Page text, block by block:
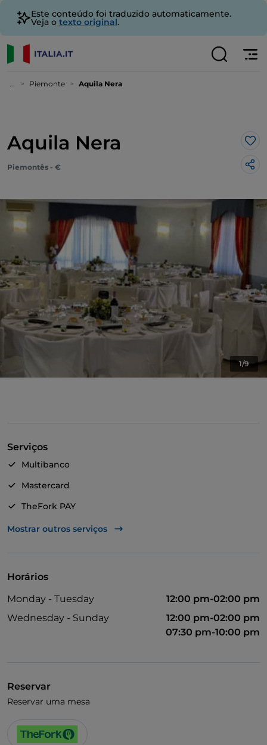
Este conteúdo foi traduzido automaticamente.
Veja o texto original.
... Piemonte Aquila Nera
Aquila Nera
Piemontês - €
1/9
Serviços
Multibanco
Mastercard
TheFork PAY
UnionPay via TheFork PAY
Mostrar outros serviços
Horários
Monday - Tuesday
12:00 pm-02:00 pm
Wednesday - Sunday
12:00 pm-02:00 pm
07:30 pm-10:00 pm
Reservar
Reservar uma mesa